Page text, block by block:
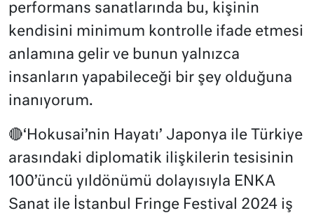
performans sanatlarında bu, kişinin
kendisini minimum kontrolle ifade etmesi
anlamına gelir ve bunun yalnızca
insanların yapabileceği bir şey olduğuna
inanıyorum.
🔴‘Hokusai’nin Hayatı’ Japonya ile Türkiye
arasındaki diplomatik ilişkilerin tesisinin
100’üncü yıldönümü dolayısıyla ENKA
Sanat ile İstanbul Fringe Festival 2024 iş